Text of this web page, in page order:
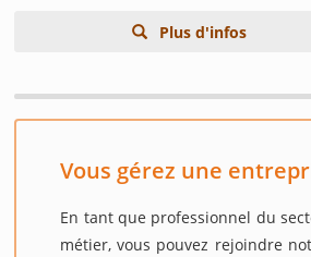
Plus d'infos
Vous gérez une
En tant que professionnel du
métier, vous pouvez rejoindre